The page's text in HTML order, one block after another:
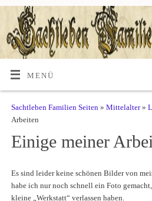
MENÜ
Sachtleben Familien Seiten» Mittelalter»
Arbeiten
Einige meiner
Es sind leider keine schönen Bilder von
habe ich nur noch schnell ein Foto
kleine „Werkstatt“ verlassen haben.